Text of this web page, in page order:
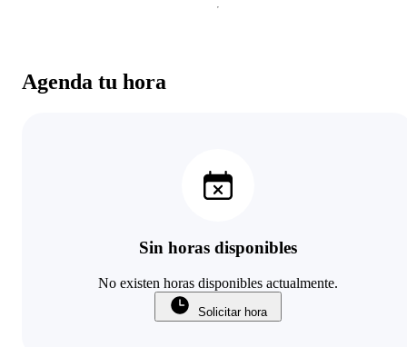
Agenda tu hora
Sin horas disponibles
No existen horas disponibles actualmente.
Solicitar hora